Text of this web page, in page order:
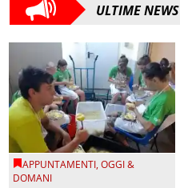
ULTIME NEWS
APPUNTAMENTI,OGGI &
DOMANI